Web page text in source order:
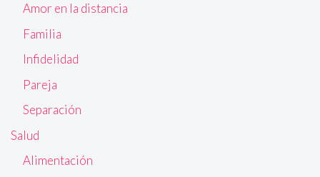
Amor en la distancia
Familia
Infidelidad
Pareja
Separación
Salud
Alimentación